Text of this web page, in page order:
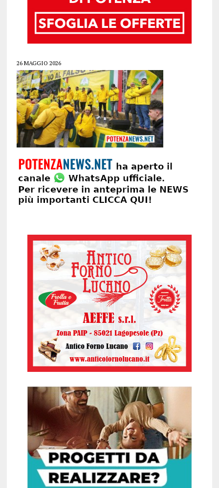
26 MAGGIO 2026